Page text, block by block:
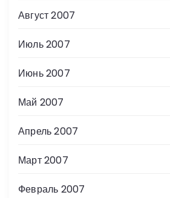
Август 2007
Июль 2007
Июнь 2007
Май 2007
Апрель 2007
Март 2007
Февраль 2007